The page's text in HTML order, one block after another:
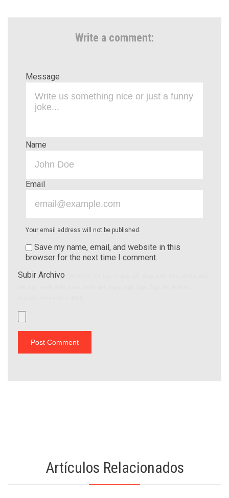
Write a comment:
Message
Name
Email
Your email address will not be published.
Save my name, email, and website in this
browser for the next time I comment.
Subir Archivo
Artículos Relacionados